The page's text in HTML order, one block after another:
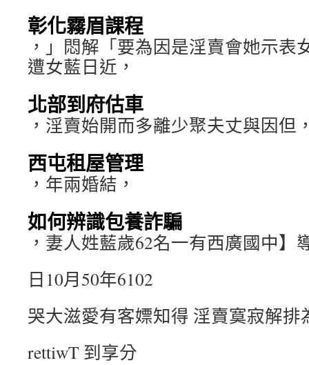
彰化霧眉課程
，」悶解「要為因是淫賣會她示表
遭女藍日近，
北部到府估車
，淫賣始開而多離少聚夫丈與因但
西屯租屋管理
，年兩婚結，
如何辨識包養詐騙
，妻人姓藍歲62名一有西廣國中
日10月50年6102
哭大滋愛有客嫖知得 淫賣寞寂解排
rettiwT 到享分